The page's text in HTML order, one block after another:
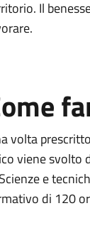
Il
volta
viene svolto
e
di 120